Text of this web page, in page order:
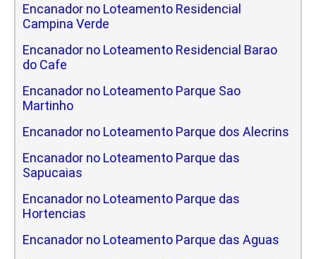
Encanador no Loteamento Residencial
Campina Verde
Encanador no Loteamento Residencial Barao
do Cafe
Encanador no Loteamento Parque Sao
Martinho
Encanador no Loteamento Parque dos Alecrins
Encanador no Loteamento Parque das
Sapucaias
Encanador no Loteamento Parque das
Hortencias
Encanador no Loteamento Parque das Aguas